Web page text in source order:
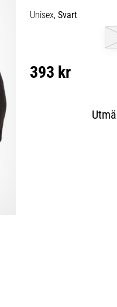
Unisex, Svart
393 kr